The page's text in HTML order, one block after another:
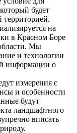
будет
территорией.
на
в Красном Боре
Мы
и технологии
информации о
измерения с
и особенности
будут
ландшафтного
вписать